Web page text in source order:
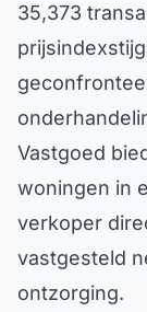
35,373
Vastgoed
woningen in
verkoper
vastgesteld
ontzorging.